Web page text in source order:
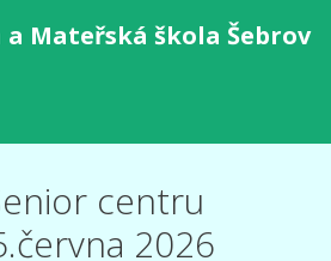
Mateřská škola Šebrov
centru
2026